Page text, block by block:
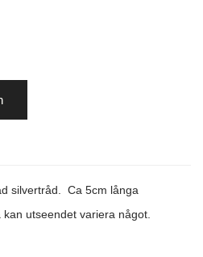
silvertråd. Ca 5cm långa
utseendet variera något.